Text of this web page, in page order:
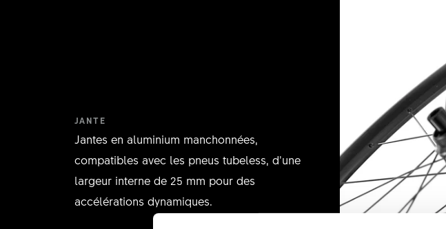
JANTE
Jantes en aluminium manchonnées,
compatibles avec les pneus tubeless, d’une
largeur interne de 25 mm pour des
accélérations dynamiques.